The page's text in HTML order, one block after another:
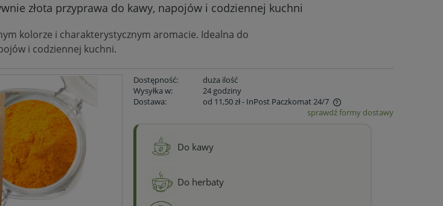
złota przyprawa do kawy, napojów i codziennej kuchni
kolorze i charakterystycznym aromacie. Idealna do
i codziennej kuchni.
Dostępność:
duża ilość
Wysyłka w:
24 godziny
Dostawa:
od 11,50 zł- InPost Paczkomat 24/7
sprawdź formy dostawy
Do kawy
Do herbaty